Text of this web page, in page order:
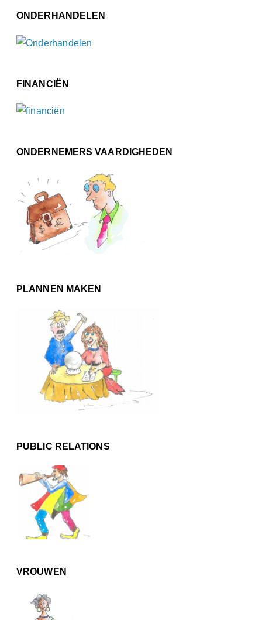
ONDERHANDELEN
FINANCIËN
ONDERNEMERS VAARDIGHEDEN
PLANNEN MAKEN
PUBLIC RELATIONS
VROUWEN